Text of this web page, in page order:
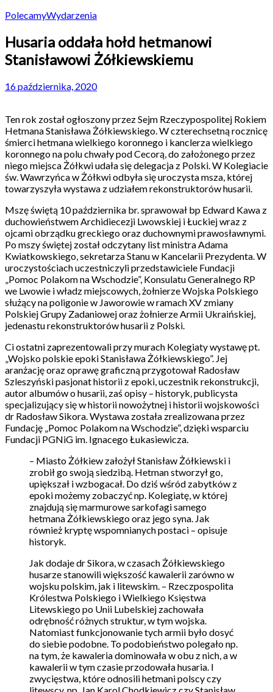
PolecamyWydarzenia
Husaria oddała hołd hetmanowi
Stanisławowi Żółkiewskiemu
16 października, 2020
Ten rok został ogłoszony przez Sejm Rzeczypospolitej Rokiem
Hetmana Stanisława Żółkiewskiego. W czterechsetną rocznicę
śmierci hetmana wielkiego koronnego i kanclerza wielkiego
koronnego na polu chwały pod Cecorą, do założonego przez
niego miejsca Żółkwi udała się delegacja z Polski. W Kolegiacie
św. Wawrzyńca w Żółkwi odbyła się uroczysta msza, której
towarzyszyła wystawa z udziałem rekonstruktorów husarii.
Mszę świętą 10 października br. sprawował bp Edward Kawa z
duchowieństwem Archidiecezji Lwowskiej i Łuckiej wraz z
ojcami obrządku greckiego oraz duchownymi prawosławnymi.
Po mszy świętej został odczytany list ministra Adama
Kwiatkowskiego, sekretarza Stanu w Kancelarii Prezydenta. W
uroczystościach uczestniczyli przedstawiciele Fundacji
„Pomoc Polakom na Wschodzie”, Konsulatu Generalnego RP
we Lwowie i władz miejscowych, żołnierze Wojska Polskiego
służący na poligonie w Jaworowie w ramach XV zmiany
Polskiej Grupy Zadaniowej oraz żołnierze Armii Ukraińskiej,
jedenastu rekonstruktorów husarii z Polski.
Ci ostatni zaprezentowali przy murach Kolegiaty wystawę pt.
„Wojsko polskie epoki Stanisława Żółkiewskiego”. Jej
aranżację oraz oprawę graficzną przygotował Radosław
Szleszyński pasjonat historii z epoki, uczestnik rekonstrukcji,
autor albumów o husarii, zaś opisy – historyk, publicysta
specjalizujący się w historii nowożytnej i historii wojskowości
dr Radosław Sikora. Wystawa została zrealizowana przez
Fundację „Pomoc Polakom na Wschodzie”, dzięki wsparciu
Fundacji PGNiG im. Ignacego Łukasiewicza.
– Miasto Żółkiew założył Stanisław Żółkiewski i
zrobił go swoją siedzibą. Hetman stworzył go,
upiększał i wzbogacał. Do dziś wśród zabytków z
epoki możemy zobaczyć np. Kolegiatę, w której
znajdują się marmurowe sarkofagi samego
hetmana Żółkiewskiego oraz jego syna. Jak
również kryptę wspomnianych postaci – opisuje
historyk.
Jak dodaje dr Sikora, w czasach Żółkiewskiego
husarze stanowili większość kawalerii zarówno w
wojsku polskim, jak i litewskim. – Rzeczpospolita
Królestwa Polskiego i Wielkiego Księstwa
Litewskiego po Unii Lubelskiej zachowała
odrębność różnych struktur, w tym wojska.
Natomiast funkcjonowanie tych armii było dosyć
do siebie podobne. To podobieństwo polegało np.
na tym, że kawaleria dominowała w obu z nich, a w
kawalerii w tym czasie przodowała husaria. I
zwycięstwa, które odnosili hetmani polscy czy